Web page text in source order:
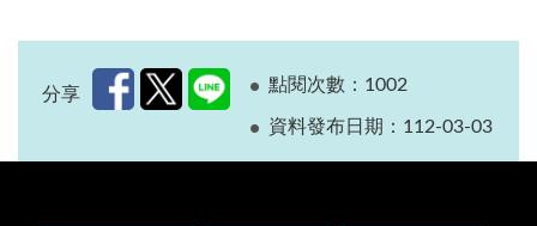
分享 點閱次數：1002
資料發布日期： 112-03-03